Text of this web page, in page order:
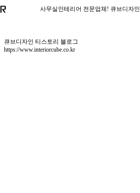
사무실인테리어 전문업체! 큐브디자인
큐브디자인 티스토리 블로그
https://www.interiorcube.co.kr